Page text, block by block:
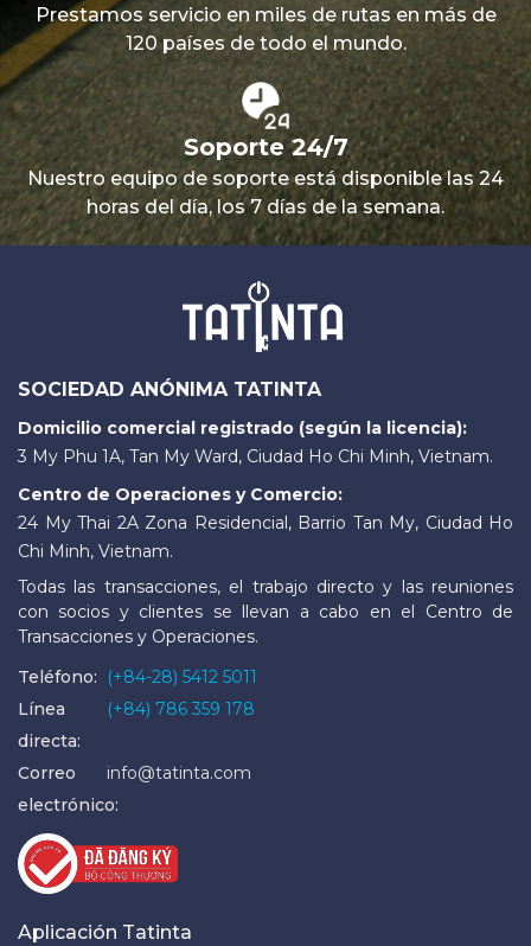
Prestamos servicio en miles de rutas en más de
120 países de todo el mundo.
Soporte 24/7
Nuestro equipo de soporte está disponible las 24
horas del día, los 7 días de la semana.
SOCIEDAD ANÓNIMA TATINTA
Domicilio comercial registrado (según la licencia):
3 My Phu 1A, Tan My Ward, Ciudad Ho Chi Minh, Vietnam.
Centro de Operaciones y Comercio:
24 My Thai 2A Zona Residencial, Barrio Tan My, Ciudad Ho
Chi Minh, Vietnam.
Todas las transacciones, el trabajo directo y las reuniones
con socios y clientes se llevan a cabo en el Centro de
Transacciones y Operaciones.
Teléfono:
(+84-28) 5412 5011
Línea
directa:
(+84) 786 359 178
Correo
electrónico:
info@tatinta.com
Aplicación Tatinta